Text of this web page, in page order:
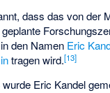
dass das von der
den Namen Eric
tragen wird.[13]
Eric Kandel